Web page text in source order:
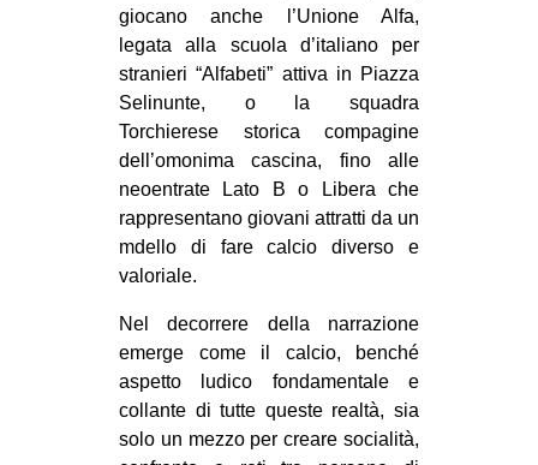
in
Fb
bsky
ms
giocano anche l’Unione Alfa,
legata alla scuola d’italiano per
stranieri “Alfabeti” attiva in Piazza
Selinunte, o la squadra
Torchierese storica compagine
dell’omonima cascina, fino alle
neoentrate Lato B o Libera che
rappresentano giovani attratti da un
mdello di fare calcio diverso e
valoriale.
Nel decorrere della narrazione
emerge come il calcio, benché
aspetto ludico fondamentale e
collante di tutte queste realtà, sia
solo un mezzo per creare socialità,